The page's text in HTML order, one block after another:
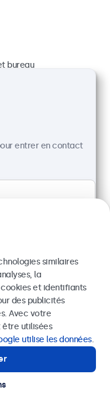
bureau
entrer en contact
1603
similaires
la
et identifiants
des publicités
Avec votre
être utilisées
utilise les données.